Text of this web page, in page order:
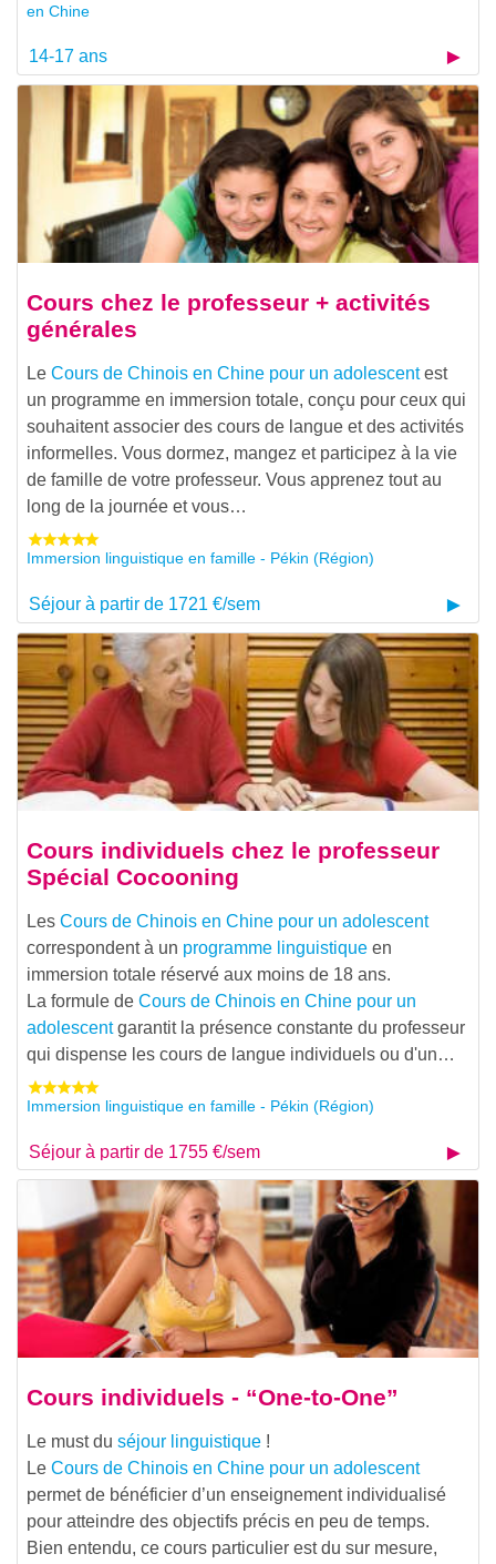
en Chine
14-17 ans
Cours chez le professeur + activités
générales
Le Cours de Chinois en Chine pour un adolescentest
un programme en immersion totale, conçu pour ceux qui
souhaitent associer des cours de langue et des activités
informelles. Vous dormez, mangez et participez à la vie
de famille de votre professeur. Vous apprenez tout au
long de la journée et vous…
Immersion linguistique en famille - Pékin (Région)
Séjour à partir de 1721 €/sem
Cours individuels chez le professeur
Spécial Cocooning
Les Cours de Chinois en Chine pour un adolescent
correspondent à un programme linguistique en
immersion totale réservé aux moins de 18 ans.
La formule de Cours de Chinois en Chine pour un
adolescentgarantit la présence constante du professeur
qui dispense les cours de langue individuels ou d'un…
Immersion linguistique en famille - Pékin (Région)
Séjour à partir de 1755 €/sem
Cours individuels - “One-to-One”
Le must du séjour linguistique !
Le Cours de Chinois en Chine pour un adolescent
permet de bénéficier d’un enseignement individualisé
pour atteindre des objectifs précis en peu de temps.
Bien entendu, ce cours particulier est du sur mesure,